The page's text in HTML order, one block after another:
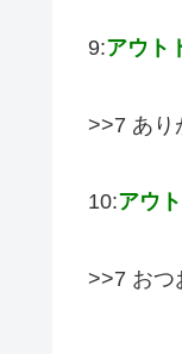
9:アウト
>>7 あり
10:アウ
>>7 おつ